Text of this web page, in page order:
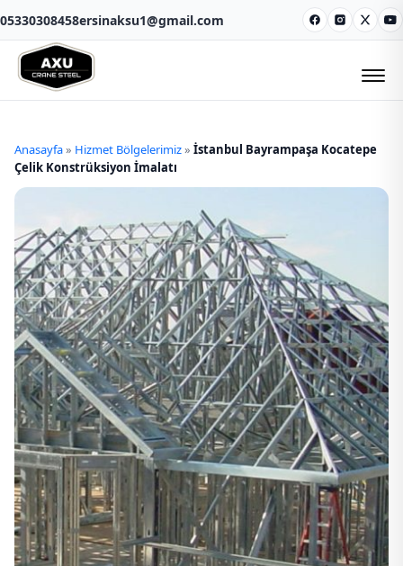
05330308458ersinaksu1@gmail.com Facebook
Instagram
X
Anasayfa» Hizmet Bölgelerimiz» İstanbul Bayrampaşa Kocatepe
Çelik Konstrüksiyon İmalatı